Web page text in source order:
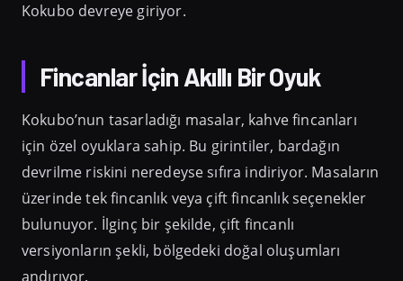
Kokubo devreye giriyor.
Fincanlar İçin Akıllı Bir Oyuk
Kokubo’nun tasarladığı masalar, kahve fincanları
için özel oyuklara sahip. Bu girintiler, bardağın
devrilme riskini neredeyse sıfıra indiriyor. Masaların
üzerinde tek fincanlık veya çift fincanlık seçenekler
bulunuyor. İlginç bir şekilde, çift fincanlı
versiyonların şekli, bölgedeki doğal oluşumları
andırıyor.